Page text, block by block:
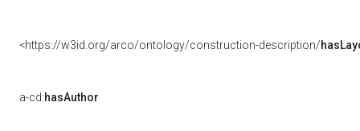
<https://w3id.org/arco/ontology/construction-description/
a-cd:hasAuthor